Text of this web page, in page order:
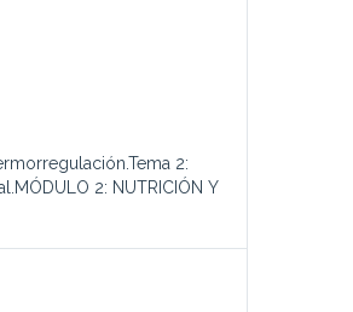
2:
2: NUTRICIÓN Y